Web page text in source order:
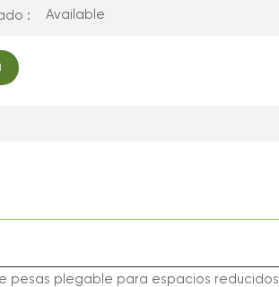
: Available
pesas plegable para espacios reducidos